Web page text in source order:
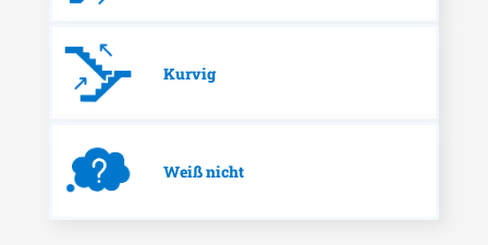
Kurvig
Weiß nicht